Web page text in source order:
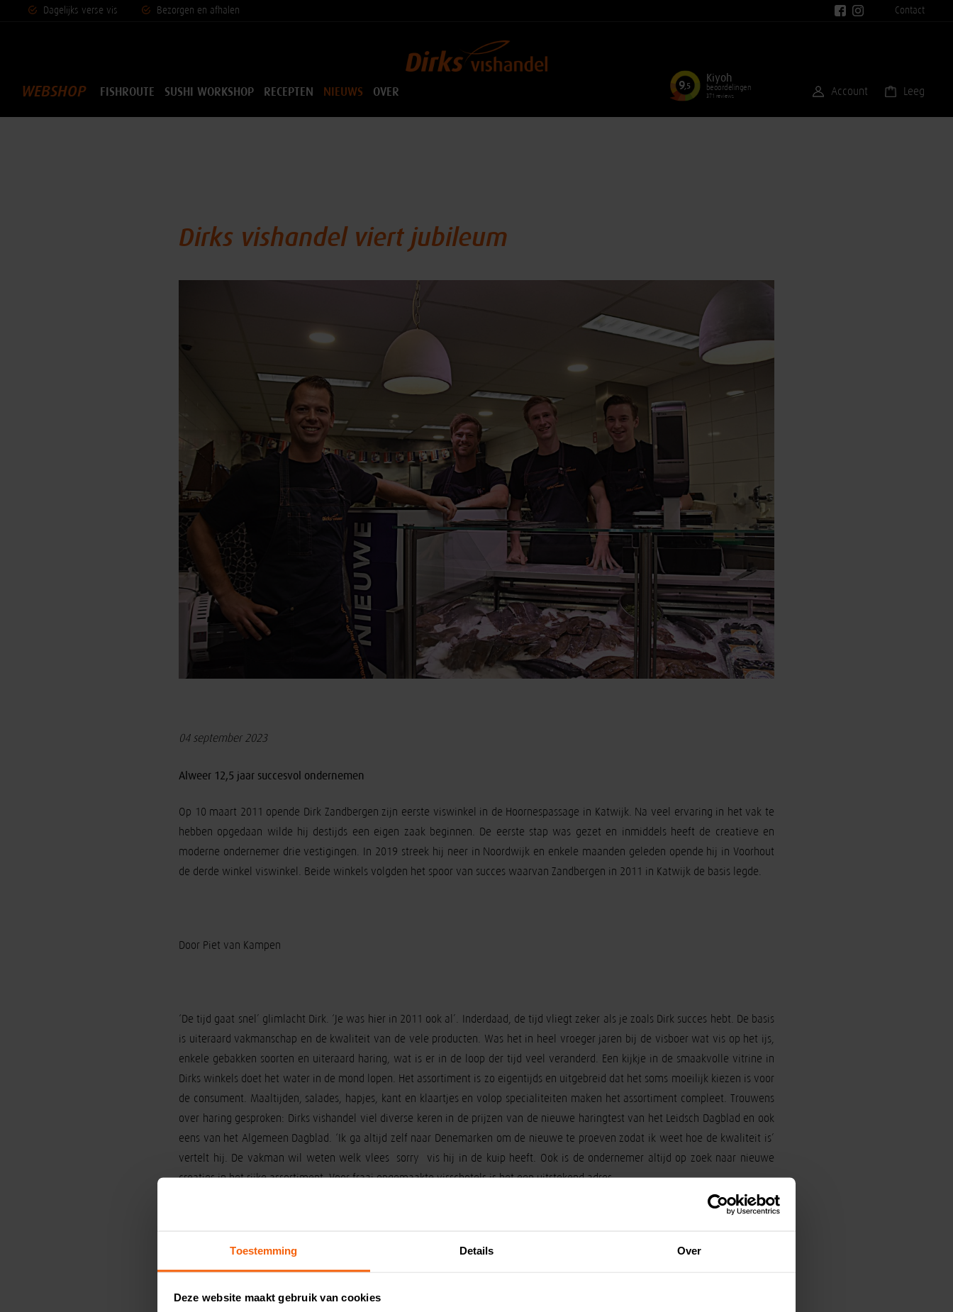
Toestemming Details Over
Deze website maakt gebruik van cookies
Dagelijks verse vis Bezorgen en afhalen Contact
WEBSHOP FISHROUTE SUSHI WORKSHOP RECEPTEN NIEUWS OVER 9,5
Kiyoh
beoordelingen
371 reviews Account Leeg
Dirks vishandel viert jubileum
04 september 2023
Alweer 12,5 jaar succesvol ondernemen
Op 10 maart 2011 opende Dirk Zandbergen zijn eerste viswinkel in de Hoornespassage in Katwijk. Na veel ervaring in het vak te
hebben opgedaan wilde hij destijds een eigen zaak beginnen. De eerste stap was gezet en inmiddels heeft de creatieve en
moderne ondernemer drie vestigingen. In 2019 streek hij neer in Noordwijk en enkele maanden geleden opende hij in Voorhout
de derde winkel viswinkel. Beide winkels volgden het spoor van succes waarvan Zandbergen in 2011 in Katwijk de basis legde.
Door Piet van Kampen
‘De tijd gaat snel’ glimlacht Dirk. ‘Je was hier in 2011 ook al’. Inderdaad, de tijd vliegt zeker als je zoals Dirk succes hebt. De basis
is uiteraard vakmanschap en de kwaliteit van de vele producten. Was het in heel vroeger jaren bij de visboer wat vis op het ijs,
enkele gebakken soorten en uiteraard haring, wat is er in de loop der tijd veel veranderd. Een kijkje in de smaakvolle vitrine in
Dirks winkels doet het water in de mond lopen. Het assortiment is zo eigentijds en uitgebreid dat het soms moeilijk kiezen is voor
de consument. Maaltijden, salades, hapjes, kant en klaartjes en volop specialiteiten maken het assortiment compleet. Trouwens
over haring gesproken: Dirks vishandel viel diverse keren in de prijzen van de nieuwe haringtest van het Leidsch Dagblad en ook
eens van het Algemeen Dagblad. ‘Ik ga altijd zelf naar Denemarken om de nieuwe te proeven zodat ik weet hoe de kwaliteit is’
vertelt hij. De vakman wil weten welk vlees- sorry- vis hij in de kuip heeft. Ook is de ondernemer altijd op zoek naar nieuwe
creaties in het rijke assortiment. Voor fraai opgemaakte visschotels is het een uitstekend adres.
Goed en enthousiast team